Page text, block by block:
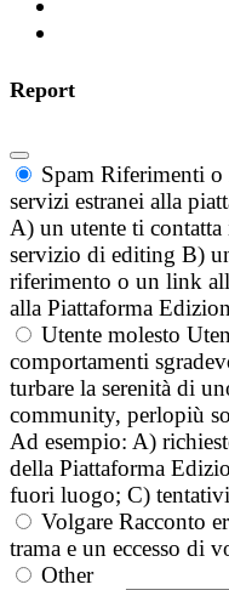
Report
Spam Riferimenti o
servizi estranei alla
A) un utente ti
servizio di editing B)
riferimento o un link
alla Piattaforma
Utente molesto
comportamenti
turbare la serenità di
community, perlopiù
Ad esempio: A)
della Piattaforma
fuori luogo; C)
Volgare Racconto
trama e un eccesso di
Other